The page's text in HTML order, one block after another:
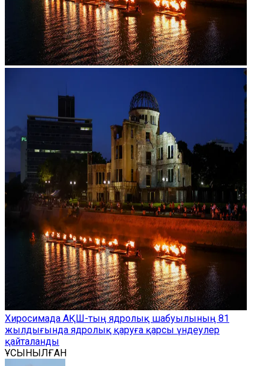
Хиросимада АҚШ-тың ядролық шабуылының 81
жылдығында ядролық қаруға қарсы үндеулер
қайталанды
ҰСЫНЫЛҒАН